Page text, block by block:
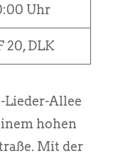
Uhr
20, DLK
Lieder-Allee
hohen
Mit der